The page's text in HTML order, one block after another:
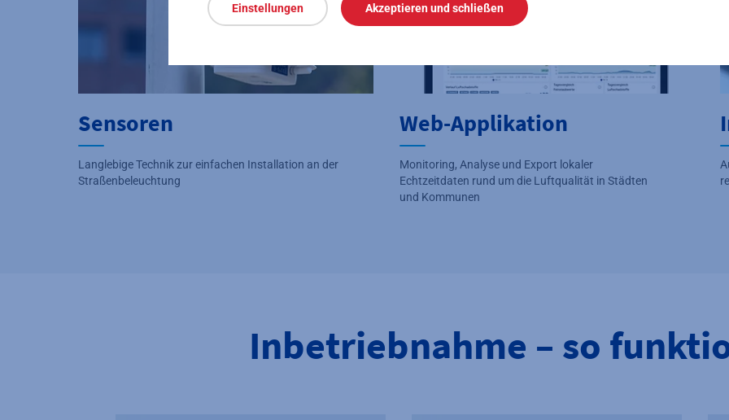
Einstellungen Akzeptieren und schließen
Sensoren
Langlebige Technik zur einfachen Installation an der
Straßenbeleuchtung
Web-Applikation
Monitoring, Analyse und Export lokaler
Echtzeitdaten rund um die Luftqualität in Städten
und Kommunen
Inbetriebnahme – so